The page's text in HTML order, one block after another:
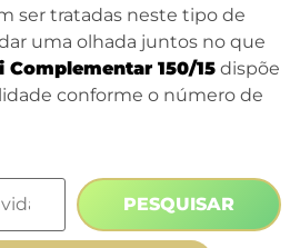
ser tratadas neste tipo de
uma olhada juntos no que
Complementar 150/15 dispõe
conforme o número de
PESQUISAR